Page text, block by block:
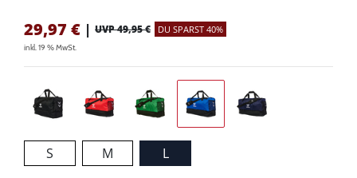
29,97 € | UVP 49,95 € DU SPARST 40%
inkl. 19 % MwSt.
S M L